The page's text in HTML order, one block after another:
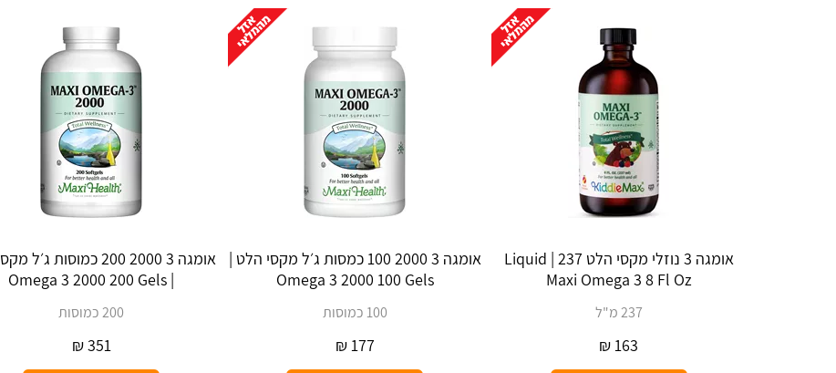
אומגה 3 נוזלי מקסי הלט 237 | Liquid
Maxi Omega 3 8 Fl Oz
237 מ"ל
163
₪
אומגה 3 2000 100 כמסות ג׳ל מקסי הלט |
Omega 3 2000 100 Gels
100 כמוסות
177
₪
אומגה 3 2000 200 כמוסות
| Omega 3 2000 200 Gels
200 כמוסות
351
₪